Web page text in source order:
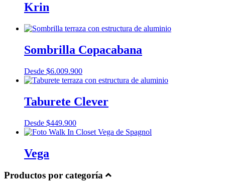
Krin
Sombrilla Copacabana
Desde $6.009.900
Taburete Clever
Desde $449.900
Vega
Productos por categoría